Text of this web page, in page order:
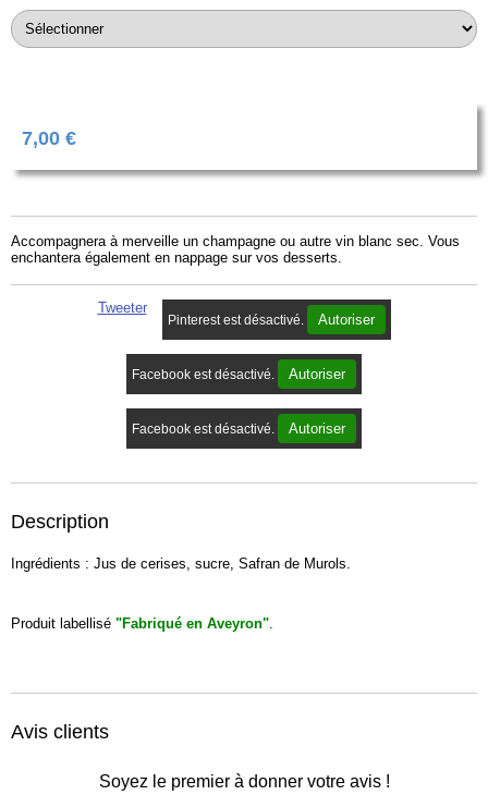
7,00 €
Accompagnera à merveille un champagne ou autre vin blanc sec. Vous
enchantera également en nappage sur vos desserts.
Tweeter
Pinterest est désactivé. Autoriser
Facebook est désactivé. Autoriser
Facebook est désactivé. Autoriser
Description
Ingrédients : Jus de cerises, sucre, Safran de Murols.
Produit labellisé "Fabriqué en Aveyron".
Avis clients
Soyez le premier à donner votre avis !